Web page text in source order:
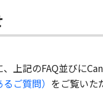
上記のFAQ並びに
ご質問） をご覧いた